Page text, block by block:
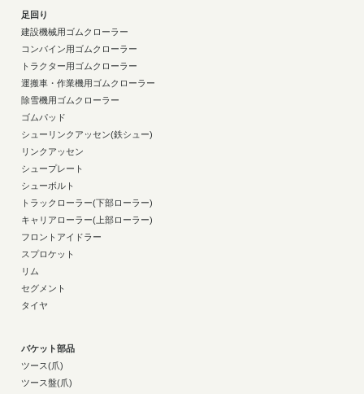
足回り
建設機械用ゴムクローラー
コンバイン用ゴムクローラー
トラクター用ゴムクローラー
運搬車・作業機用ゴムクローラー
除雪機用ゴムクローラー
ゴムパッド
シューリンクアッセン(鉄シュー)
リンクアッセン
シュープレート
シューボルト
トラックローラー(下部ローラー)
キャリアローラー(上部ローラー)
フロントアイドラー
スプロケット
リム
セグメント
タイヤ
バケット部品
ツース(爪)
ツース盤(爪)